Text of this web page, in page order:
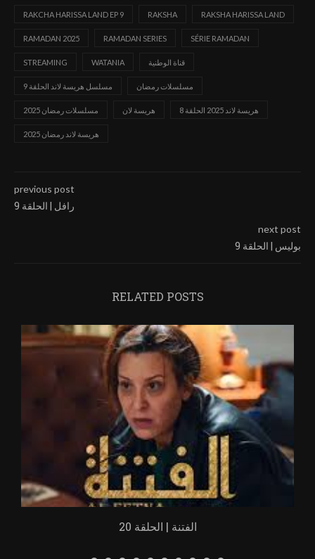
RAKCHA HARISSA LAND EP 9 RAKSHA RAKSHA HARISSA LAND
RAMADAN 2025 RAMADAN SERIES SÉRIE RAMADAN
STREAMING WATANIA قناة الوطنية
مسلسل هريسة لاند الحلقة 9 مسلسلات رمضان
مسلسلات رمضان 2025 هريسة لان هريسة لاند 2025 الحلقة 8
هريسة لاند رمضان 2025
previous post
رافل | الحلقة 9
next post
بوليس | الحلقة 9
RELATED POSTS
الفتنة | الحلقة 20